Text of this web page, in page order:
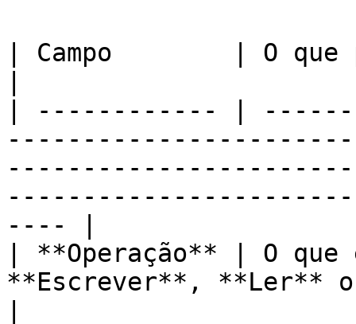
| Campo        | O que
| ------------ |
---- |
| **Operação** | O
**Escrever**, **Ler**